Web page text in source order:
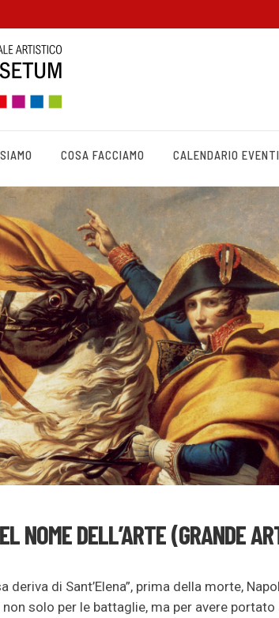
COSA FACCIAMO CALENDARIO EVENTI
NOME DELL’ARTE (GRANDE
deriva di Sant’Elena”, prima della morte,
solo per le battaglie, ma per avere